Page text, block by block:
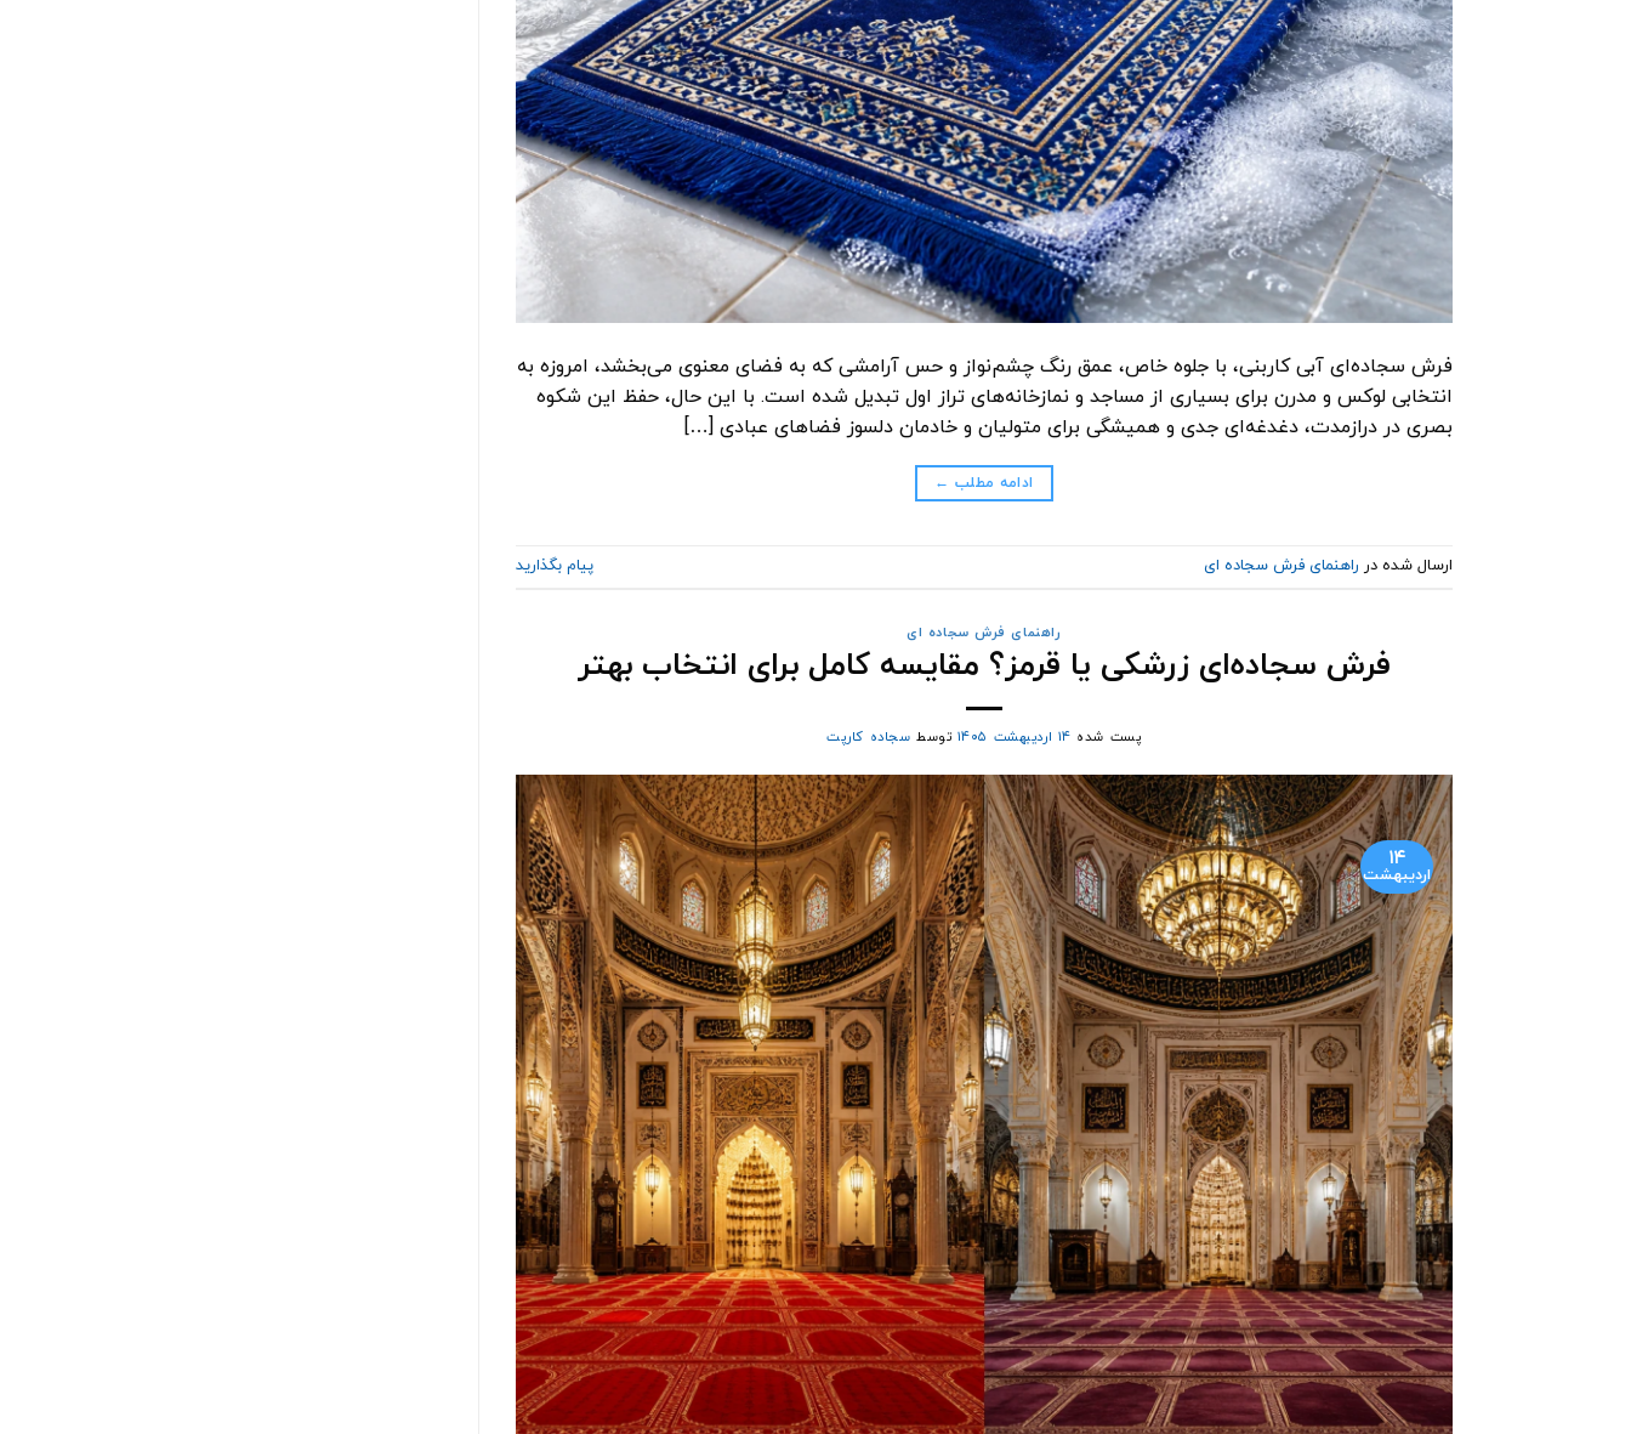
فرش سجاده‌ای آبی کاربنی، با جلوه خاص، عمق رنگ چشم‌نواز و حس آرامشی که به فضای معنوی می‌بخشد، امروزه به
انتخابی لوکس و مدرن برای بسیاری از مساجد و نمازخانه‌های تراز اول تبدیل شده است. با این حال، حفظ این شکوه
بصری در درازمدت، دغدغه‌ای جدی و همیشگی برای متولیان و خادمان دلسوز فضا‌های عبادی […]
ادامه مطلب ←
ارسال شده در راهنمای فرش سجاده ای پیام بگذارید
راهنمای فرش سجاده ای
فرش سجاده‌ای زرشکی یا قرمز؟ مقایسه کامل برای انتخاب بهتر
پست شده ۱۴ اردیبهشت ۱۴۰۵ توسط سجاده کارپت
۱۴
اردیبهشت